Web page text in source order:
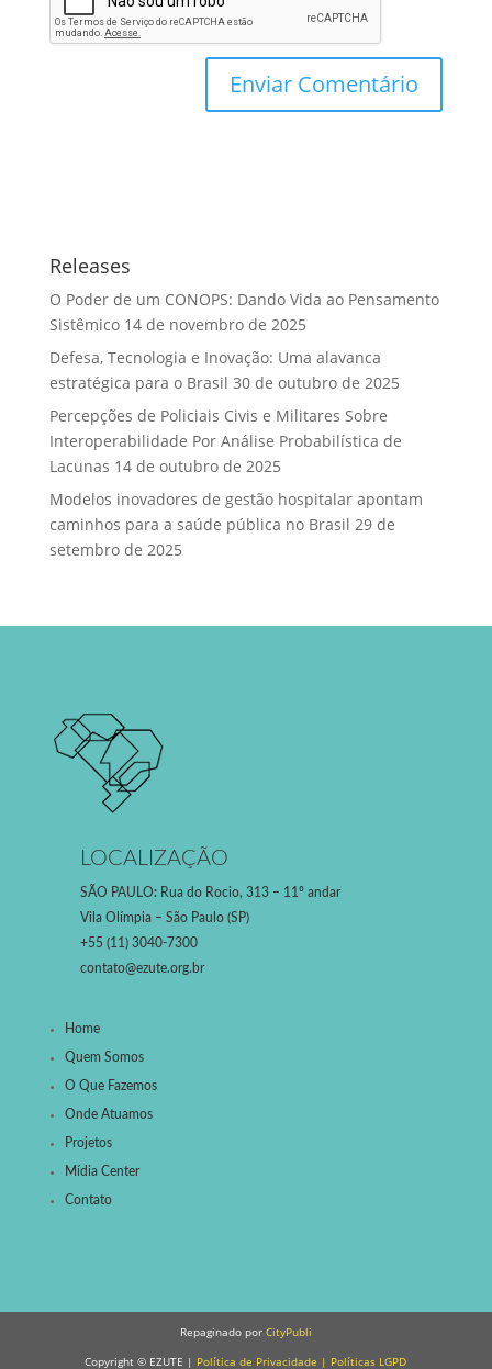
Releases
O Poder de um CONOPS: Dando Vida ao Pensamento
Sistêmico 14 de novembro de 2025
Defesa, Tecnologia e Inovação: Uma alavanca
estratégica para o Brasil 30 de outubro de 2025
Percepções de Policiais Civis e Militares Sobre
Interoperabilidade Por Análise Probabilística de
Lacunas 14 de outubro de 2025
Modelos inovadores de gestão hospitalar apontam
caminhos para a saúde pública no Brasil 29 de
setembro de 2025
LOCALIZAÇÃO
SÃO PAULO: Rua do Rocio, 313 – 11º andar
Vila Olímpia – São Paulo (SP)
+55 (11) 3040-7300
contato@ezute.org.br
Home
Quem Somos
O Que Fazemos
Onde Atuamos
Projetos
Mídia Center
Contato
Repaginado por CityPubli
Copyright © EZUTE | Política de Privacidade | Políticas LGPD